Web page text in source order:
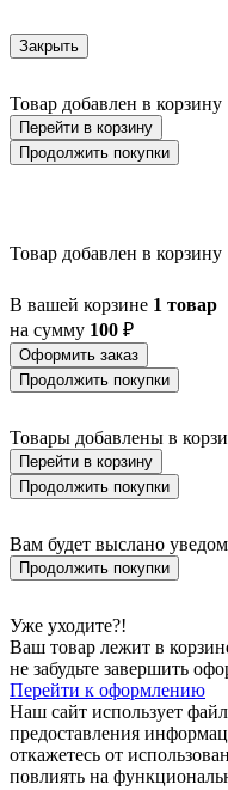
AZBARREN
BABIRIK
BALEZZE
BALIGIAN
BALIGUIAN
BALLINA
BAMPTON
BANI
BARI 1
BARI-M
BARNSTAPLE
BASALGO 1
BASILANO
BATABANO
BATALLAS
BAZELY
BELCREDA
BELESER
BELLARIVA 3
BELSIANA 1
BENARIBA
BERHALA
BERNABETA
BERNABETTA
BERREGAS
BETAMPONA
BETSIAKA
Закрыть
Товар добавлен в корзину
Перейти в корзину
Продолжить покупки
Товар добавлен в корзину
В вашей корзине 1 товар
на сумму 100 ₽
Оформить заказ
Продолжить покупки
Товары добавлены в
Перейти в корзину
Продолжить покупки
Вам будет выслано
Продолжить покупки
Уже уходите?!
Ваш товар лежит в
не забудьте завершить
Перейти к оформлению
Наш сайт использует
предоставления
откажетесь от
повлиять на